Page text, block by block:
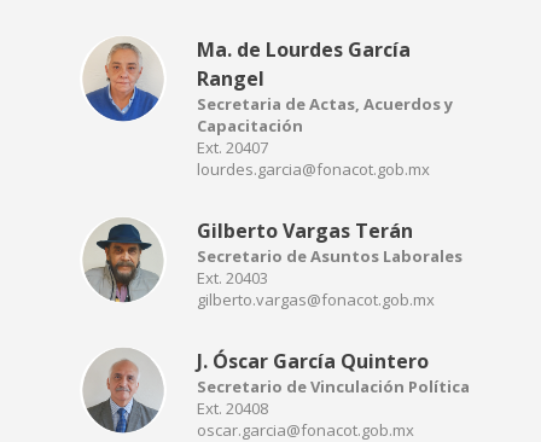
Ma. de Lourdes García
Rangel
Secretaria de Actas, Acuerdos y
Capacitación
Ext. 20407
lourdes.garcia@fonacot.gob.mx
Gilberto Vargas Terán
Secretario de Asuntos Laborales
Ext. 20403
gilberto.vargas@fonacot.gob.mx
J. Óscar García Quintero
Secretario de Vinculación Política
Ext. 20408
oscar.garcia@fonacot.gob.mx